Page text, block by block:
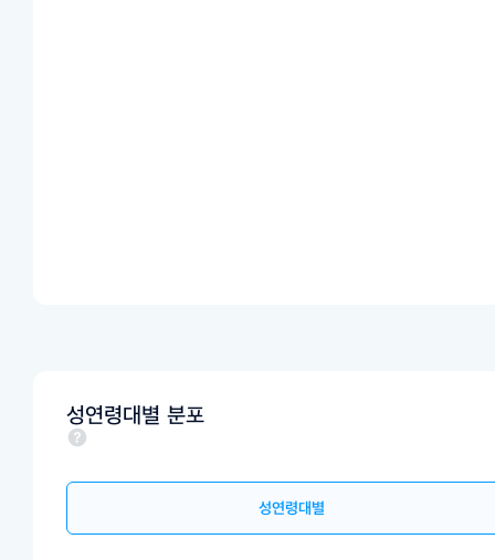
성연령대별 분포
성연령대별